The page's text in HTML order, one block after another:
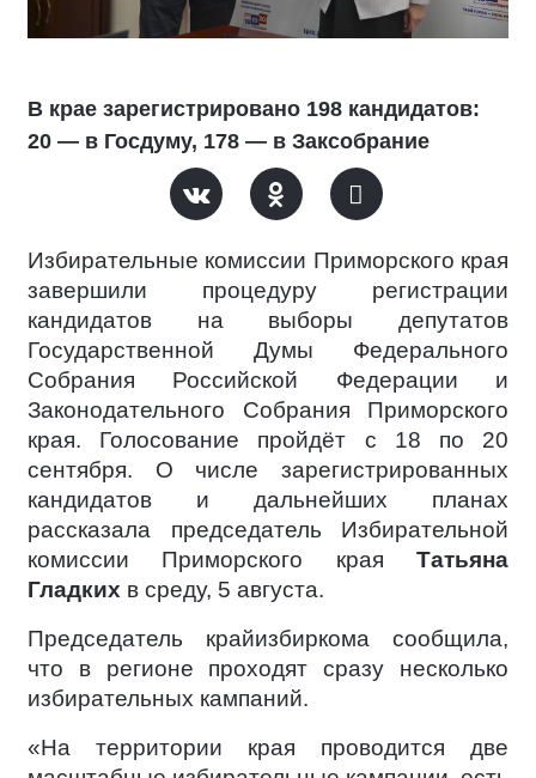
В крае зарегистрировано 198 кандидатов:
20 — в Госдуму, 178 — в Заксобрание
Избирательные комиссии Приморского края
завершили процедуру регистрации
кандидатов на выборы депутатов
Государственной Думы Федерального
Собрания Российской Федерации и
Законодательного Собрания Приморского
края. Голосование пройдёт с 18 по 20
сентября. О числе зарегистрированных
кандидатов и дальнейших планах
рассказала председатель Избирательной
комиссии Приморского края Татьяна
Гладких в среду, 5 августа.
Председатель крайизбиркома сообщила,
что в регионе проходят сразу несколько
избирательных кампаний.
«На территории края проводится две